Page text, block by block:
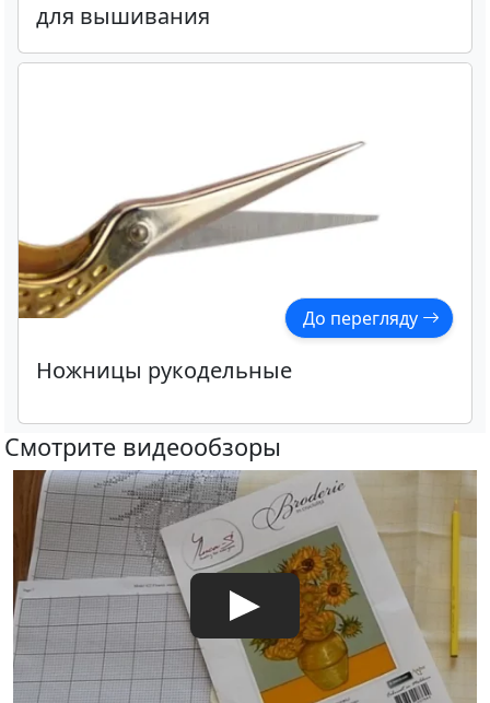
для вышивания
До перегляду
Ножницы рукодельные
Смотрите видеообзоры